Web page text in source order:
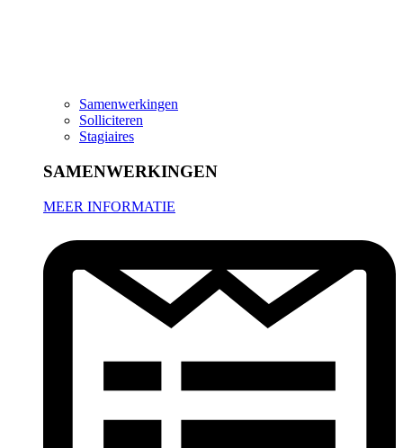
Samenwerkingen
Solliciteren
Stagiaires
SAMENWERKINGEN
MEER INFORMATIE